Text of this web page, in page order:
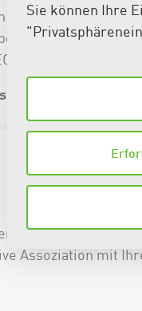
Sie können Ihre
entscheidenden
um den Erfolg
und Vertrauen
Assoziation mit